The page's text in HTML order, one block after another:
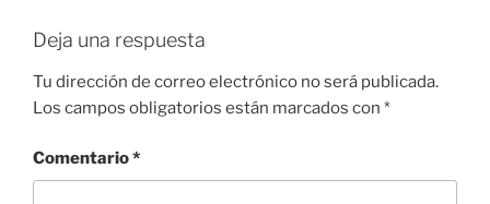
Deja una respuesta
Tu dirección de correo electrónico no será publicada.
Los campos obligatorios están marcados con *
Comentario*